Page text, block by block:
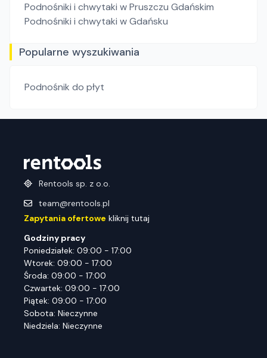
Podnośniki i chwytaki w Pruszczu Gdańskim
Podnośniki i chwytaki w Gdańsku
Popularne wyszukiwania
Podnośnik do płyt
Rentools sp. z o.o.
team@rentools.pl
Zapytania ofertowe kliknij tutaj
Godziny pracy
Poniedziałek: 09:00 - 17:00
Wtorek: 09:00 - 17:00
Środa: 09:00 - 17:00
Czwartek: 09:00 - 17:00
Piątek: 09:00 - 17:00
Sobota: Nieczynne
Niedziela: Nieczynne